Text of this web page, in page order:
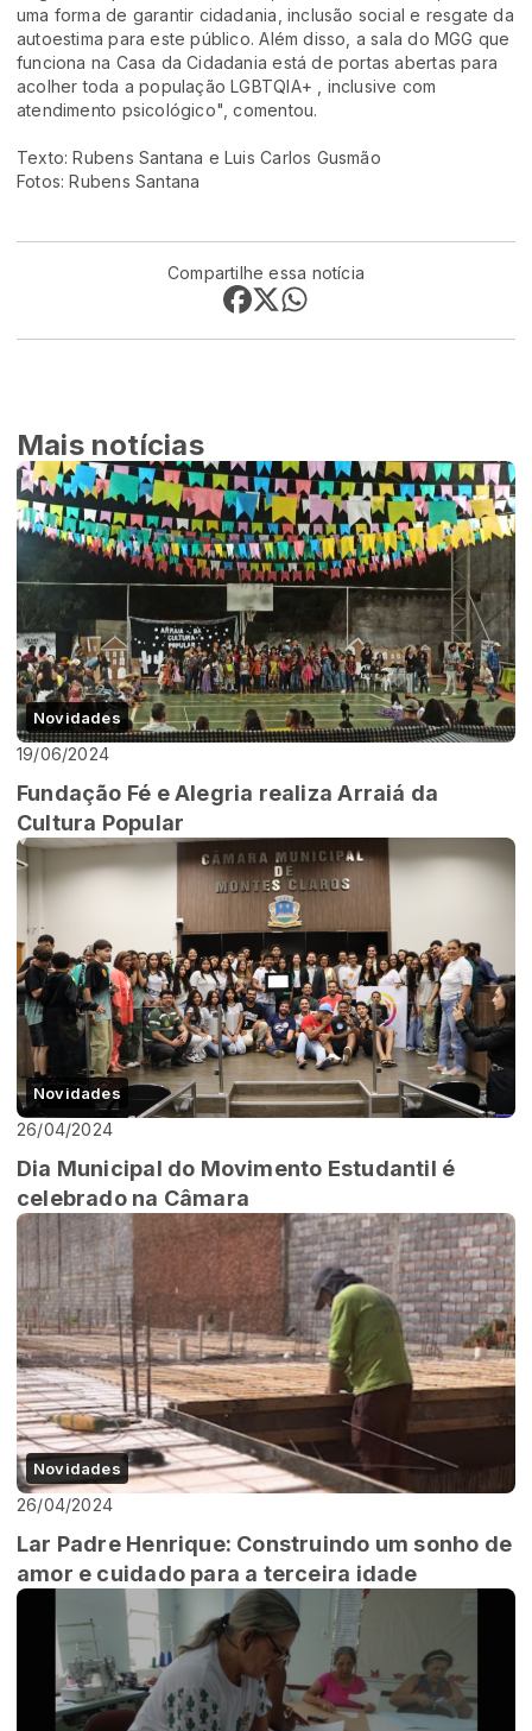
uma forma de garantir cidadania, inclusão social e resgate da
autoestima para este público. Além disso, a sala do MGG que
funciona na Casa da Cidadania está de portas abertas para
acolher toda a população LGBTQIA+ , inclusive com
atendimento psicológico", comentou.
Texto: Rubens Santana e Luis Carlos Gusmão
Fotos: Rubens Santana
Compartilhe essa notícia
Mais notícias
Novidades
19/06/2024
Fundação Fé e Alegria realiza Arraiá da
Cultura Popular
Novidades
26/04/2024
Dia Municipal do Movimento Estudantil é
celebrado na Câmara
Novidades
26/04/2024
Lar Padre Henrique: Construindo um sonho de
amor e cuidado para a terceira idade